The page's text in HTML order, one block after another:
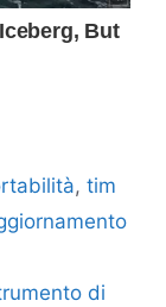
,tim
di